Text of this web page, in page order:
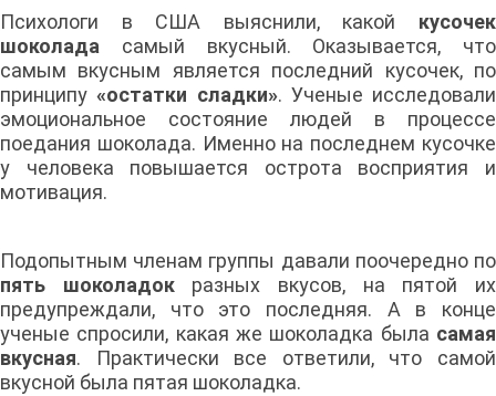
Психологи в США выяснили, какой кусочек
шоколада самый вкусный. Оказывается, что
самым вкусным является последний кусочек, по
принципу«остатки сладки». Ученые исследовали
эмоциональное состояние людей в процессе
поедания шоколада. Именно на последнем кусочке
у человека повышается острота восприятия и
мотивация.
Подопытным членам группы давали поочередно по
пять шоколадокразных вкусов, на пятой их
предупреждали, что это последняя. А в конце
ученые спросили, какая же шоколадка была самая
вкусная. Практически все ответили, что самой
вкусной была пятая шоколадка.